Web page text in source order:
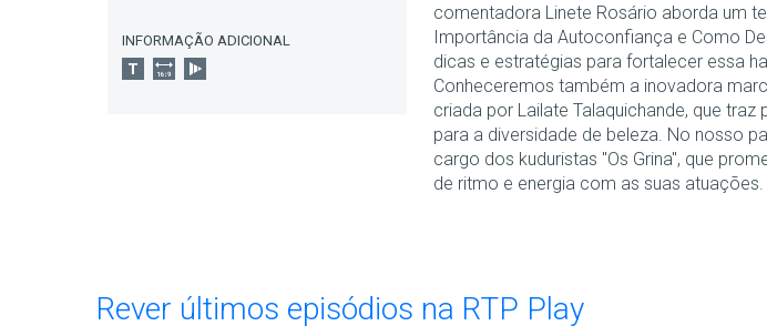
INFORMAÇÃO ADICIONAL
comentadora Linete Rosário aborda um
Importância da Autoconfiança e Como
dicas e estratégias para fortalecer essa
Conheceremos também a inovadora
criada por Lailate Talaquichande, que traz
para a diversidade de beleza. No nosso
cargo dos kuduristas "Os Grina", que
de ritmo e energia com as suas atuações.
Rever últimos episódios na RTP Play